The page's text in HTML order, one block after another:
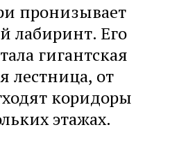
пронизывает
лабиринт. Его
гигантская
лестница, от
коридоры
этажах.